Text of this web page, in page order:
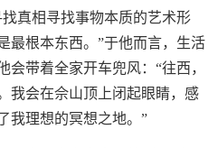
真相寻找事物本质的艺术形
最根本东西。”于他而言，生活
带着全家开车兜风：“往西，
我会在佘山顶上闭起眼睛，感
理想的冥想之地。”